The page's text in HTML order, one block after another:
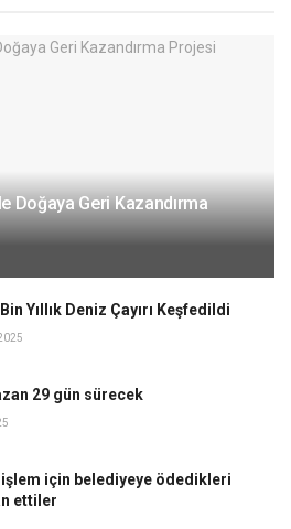
Doğaya Geri Kazandırma
Yıllık Deniz Çayırı Keşfedildi
29 gün sürecek
işlem için belediyeye ödedikleri
ettiler